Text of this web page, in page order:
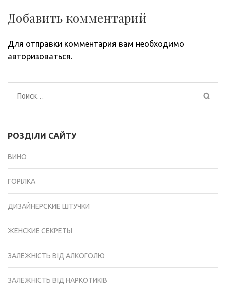
Добавить комментарий
Для отправки комментария вам необходимо
авторизоваться.
Найти:
РОЗДІЛИ САЙТУ
ВИНО
ГОРІЛКА
ДИЗАЙНЕРСКИЕ ШТУЧКИ
ЖЕНСКИЕ СЕКРЕТЫ
ЗАЛЕЖНІСТЬ ВІД АЛКОГОЛЮ
ЗАЛЕЖНІСТЬ ВІД НАРКОТИКІВ